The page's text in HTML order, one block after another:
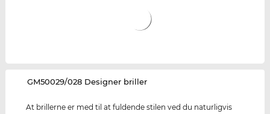
‌GM50029/028 Designer briller
At brillerne er med til at fuldende stilen ved du naturligvis